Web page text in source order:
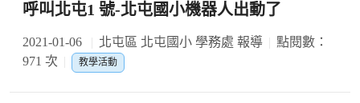
呼叫北屯1 號-北屯國小機器人出動了
2021-01-06 北屯區 北屯國小 學務處 報導
點閱數：
971 次
教學活動